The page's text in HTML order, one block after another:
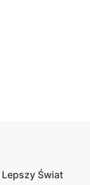
Świat